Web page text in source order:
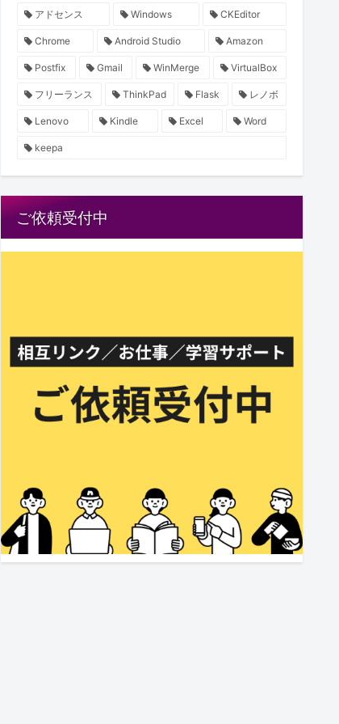
アドセンス Windows CKEditor
Chrome Android Studio Amazon
Postfix Gmail WinMerge VirtualBox
フリーランス ThinkPad Flask レノボ
Lenovo Kindle Excel Word
keepa
ご依頼受付中